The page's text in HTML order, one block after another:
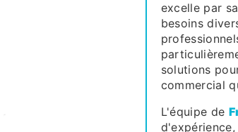
excelle par
besoins
solutions
commercial
L'équipe de